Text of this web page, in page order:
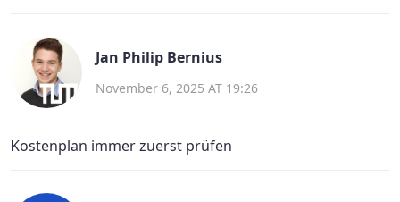
Jan Philip Bernius
November 6, 2025 AT 19:26
Kostenplan immer zuerst prüfen